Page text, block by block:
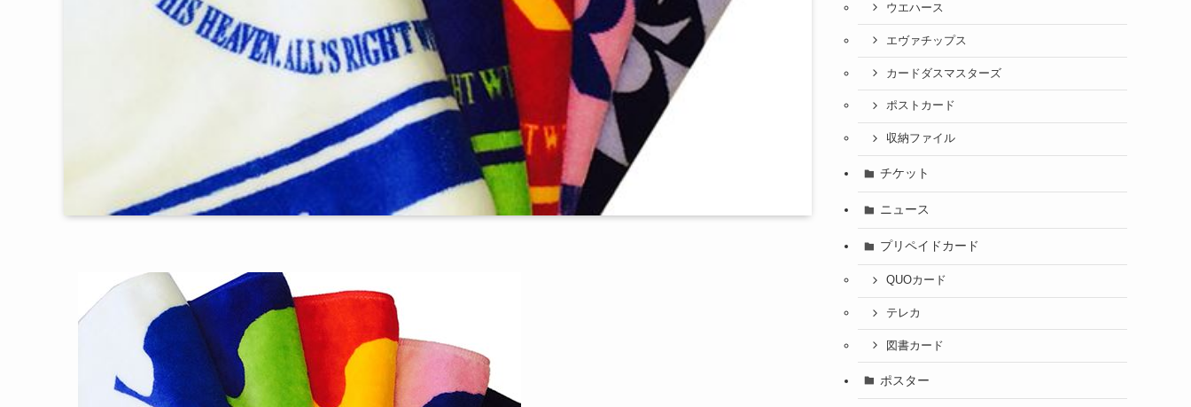
ウエハース
エヴァチップス
カードダスマスターズ
ポストカード
収納ファイル
チケット
ニュース
プリペイドカード
QUOカード
テレカ
図書カード
ポスター